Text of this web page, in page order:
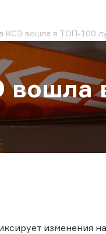
КСЭ вошла в ТОП-100
изменения